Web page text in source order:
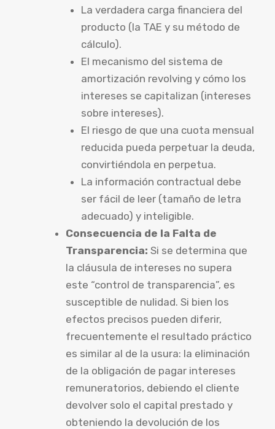
La verdadera carga financiera del
producto (la TAE y su método de
cálculo).
El mecanismo del sistema de
amortización revolving y cómo los
intereses se capitalizan (intereses
sobre intereses).
El riesgo de que una cuota mensual
reducida pueda perpetuar la deuda,
convirtiéndola en perpetua.
La información contractual debe
ser fácil de leer (tamaño de letra
adecuado) y inteligible.
Consecuencia de la Falta de
Transparencia: Si se determina que
la cláusula de intereses no supera
este “control de transparencia”, es
susceptible de nulidad. Si bien los
efectos precisos pueden diferir,
frecuentemente el resultado práctico
es similar al de la usura: la eliminación
de la obligación de pagar intereses
remuneratorios, debiendo el cliente
devolver solo el capital prestado y
obteniendo la devolución de los